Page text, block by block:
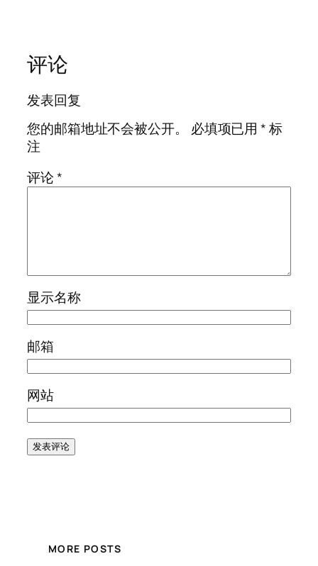
评论
发表回复
您的邮箱地址不会被公开。
必填项已用*标
注
评论*
显示名称
邮箱
网站
MORE POSTS